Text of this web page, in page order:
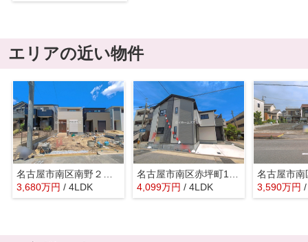
エリアの近い物件
名古屋市南区南野２丁目71『仲介料無料』新築戸建て
3,680万円 / 4LDK
名古屋市南区赤坪町103-1『仲介料無料』新築戸建て
4,099万円 / 4LDK 3,590万円